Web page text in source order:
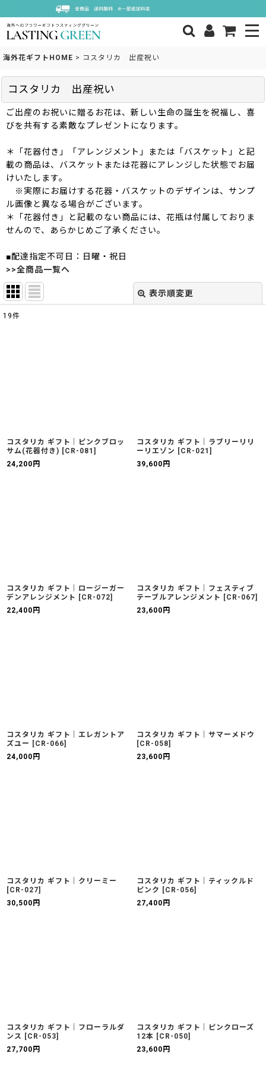
海外花ギフトHOME > コスタリカ 出産祝い
コスタリカ 出産祝い
ご出産のお祝いに贈るお花は、新しい生命の誕生を祝福し、喜
びを共有する素敵なプレゼントになります。
＊「花器付き」「アレンジメント」または「バスケット」と記
載の商品は、バスケットまたは花器にアレンジした状態でお届
けいたします。
※実際にお届けする花器・バスケットのデザインは、サンプ
ル画像と異なる場合がございます。
＊「花器付き」と記載のない商品には、花瓶は付属しておりま
せんので、あらかじめご了承ください。
■配達指定不可日：日曜・祝日
>>全商品一覧へ
表示順変更
19件
コスタリカ ギフト｜ピンクブロッ
サム(花器付き) [CR-081 ]
24,200 円
コスタリカ ギフト｜ラブリーリリ
ーリエゾン
[CR-021 ]
39,600 円
コスタリカ ギフト｜ロージーガー
デンアレンジメント
[CR-072]
22,400 円
コスタリカ ギフト｜フェスティブ
テーブルアレンジメント
[CR-067]
23,600 円
コスタリカ ギフト｜エレガントア
ズユー
[CR-066]
24,000 円
コスタリカ ギフト｜サマーメドウ
[CR-058]
23,600 円
コスタリカ ギフト｜クリーミー
[CR-027]
30,500 円
コスタリカ ギフト｜ティックルド
ピンク
[CR-056]
27,400 円
コスタリカ ギフト｜フローラルダ
ンス
[CR-053]
27,700 円
コスタリカ ギフト｜ピンクローズ
12本 [CR-050]
23,600 円